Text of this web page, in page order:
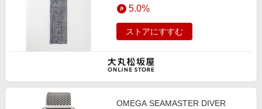
5.0%
ストアにすすむ
OMEGA SEAMASTER DIVER